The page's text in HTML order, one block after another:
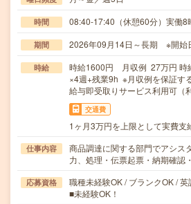
時間 08:40-17:40（休憩60分）実働8
期間 2026年09月14日～長期 ※開始
時給
時給1600円 月収例 27万円 時
×4週+残業9h ※月収例を保証す
給与即受取りサービス利用可（
交通費
1ヶ月3万円を上限として実費支
仕事内容
商品調達に関する部門でアシス
力、処理・伝票起票・納期確
応募資格
職種未経験OK / ブランクOK /
■未経験OK！